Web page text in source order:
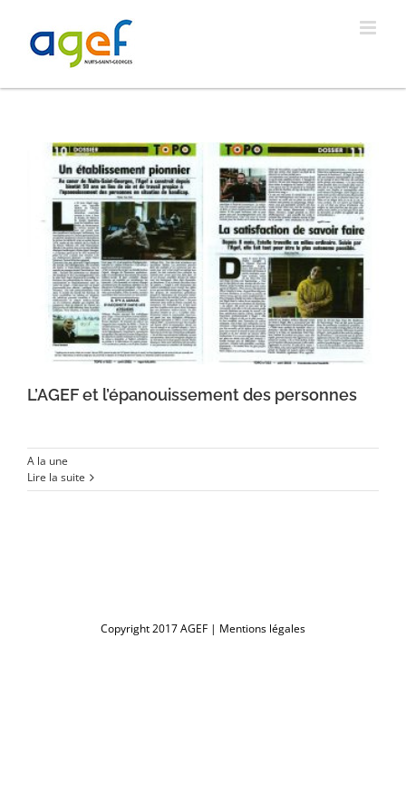
contenu
L’AGEF et l’épanouissement des personnes
A la une
Lire la suite
Copyright 2017 AGEF | Mentions légales